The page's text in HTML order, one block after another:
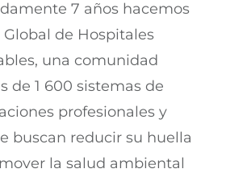
y especializada
7 años hacemos
de Hospitales
una comunidad
de 1 600 sistemas de
profesionales y
buscan reducir su huella
la salud ambiental